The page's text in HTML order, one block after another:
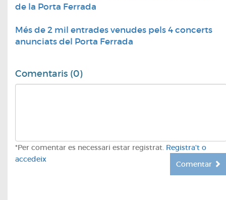
de la Porta Ferrada
Més de 2 mil entrades venudes pels 4 concerts
anunciats del Porta Ferrada
Comentaris (0)
*Per comentar es necessari estar registrat. Registra't o
accedeix
Comentar